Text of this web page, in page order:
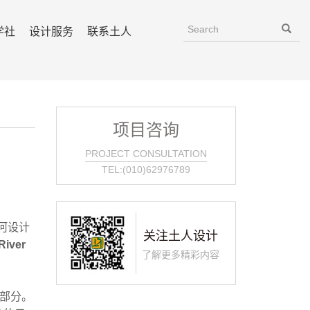
社 设计服务 联系土人
设计
分。
项目咨询
PROJECT CONSULTATION
TEL:(010)62976789
关注土人设计
了解更多精彩内容